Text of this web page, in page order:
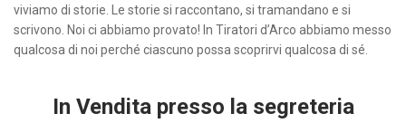
viviamo di storie. Le storie si raccontano, si tramandano e si
scrivono. Noi ci abbiamo provato! In Tiratori d’Arco abbiamo messo
qualcosa di noi perché ciascuno possa scoprirvi qualcosa di sé.
In Vendita presso la segreteria